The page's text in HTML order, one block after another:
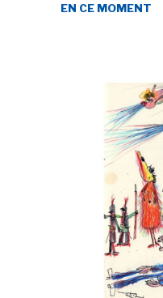
EN CE MOMENT